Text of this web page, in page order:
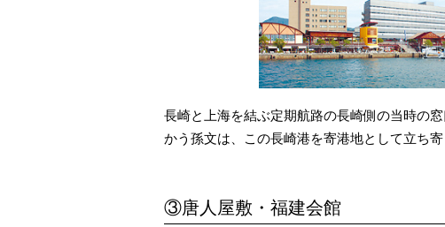
長崎と上海を結ぶ定期航路の長崎側の当時の
かう孫文は、この長崎港を寄港地として立ち寄
③唐人屋敷・福建会館